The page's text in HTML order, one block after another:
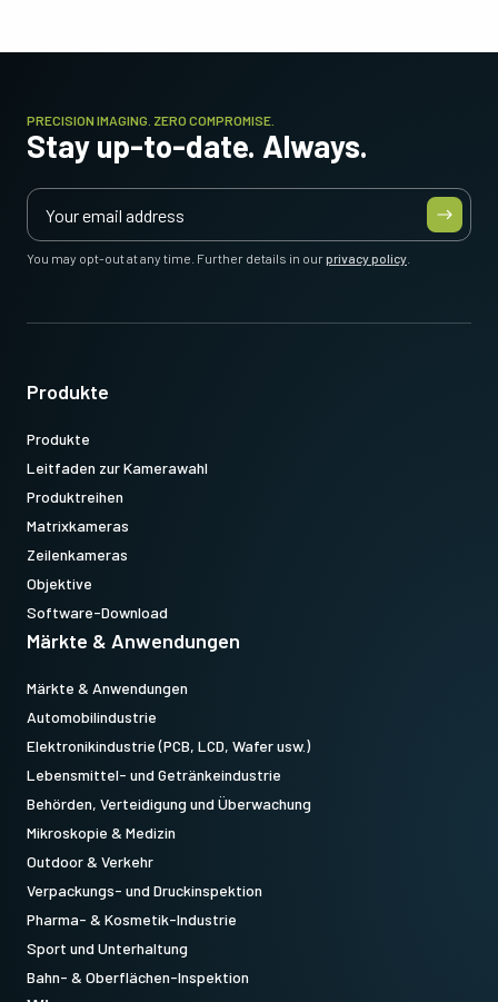
PRECISION IMAGING. ZERO COMPROMISE.
Stay up-to-date. Always.
You may opt-out at any time. Further details in ourprivacy policy
Produkte
Produkte
Leitfaden zur Kamerawahl
Produktreihen
Matrixkameras
Zeilenkameras
Objektive
Software-Download
Märkte & Anwendungen
Märkte & Anwendungen
Automobilindustrie
Elektronikindustrie (PCB, LCD, Wafer usw.)
Lebensmittel- und Getränkeindustrie
Behörden, Verteidigung und Überwachung
Mikroskopie & Medizin
Outdoor & Verkehr
Verpackungs- und Druckinspektion
Pharma- & Kosmetik-Industrie
Sport und Unterhaltung
Bahn- & Oberflächen-Inspektion